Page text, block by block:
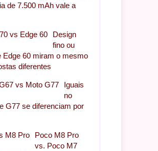
de 7.500 mAh vale a
Design
fino ou
Edge 60 miram o mesmo
diferentes
Iguais
no
G77 se diferenciam por
Poco M8 Pro
vs. Poco M7